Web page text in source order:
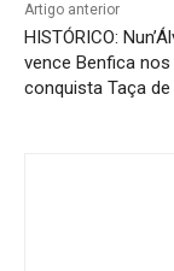
Artigo anterior
HISTÓRICO:
vence Benfica
conquista Taça